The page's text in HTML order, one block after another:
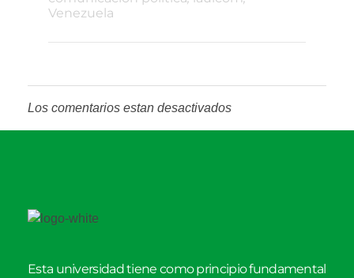
Venezuela
Los comentarios estan desactivados
Esta universidad tiene como principio fundamental